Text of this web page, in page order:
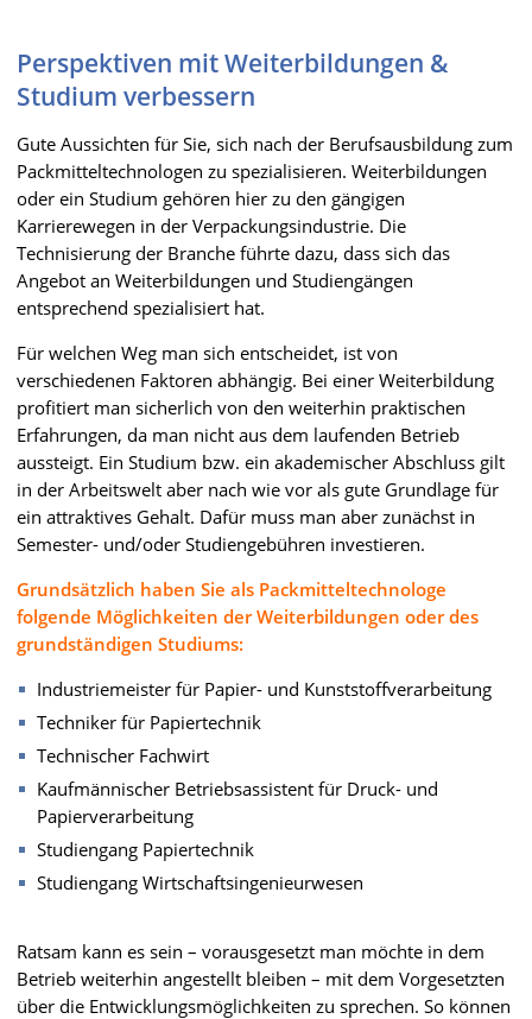
Perspektiven mit Weiterbildungen &
Studium verbessern
Gute Aussichten für Sie, sich nach der Berufsausbildung zum
Packmitteltechnologen zu spezialisieren. Weiterbildungen
oder ein Studium gehören hier zu den gängigen
Karrierewegen in der Verpackungsindustrie. Die
Technisierung der Branche führte dazu, dass sich das
Angebot an Weiterbildungen und Studiengängen
entsprechend spezialisiert hat.
Für welchen Weg man sich entscheidet, ist von
verschiedenen Faktoren abhängig. Bei einer Weiterbildung
profitiert man sicherlich von den weiterhin praktischen
Erfahrungen, da man nicht aus dem laufenden Betrieb
aussteigt. Ein Studium bzw. ein akademischer Abschluss gilt
in der Arbeitswelt aber nach wie vor als gute Grundlage für
ein attraktives Gehalt. Dafür muss man aber zunächst in
Semester- und/oder Studiengebühren investieren.
Grundsätzlich haben Sie als Packmitteltechnologe
folgende Möglichkeiten der Weiterbildungen oder des
grundständigen Studiums:
Industriemeister für Papier- und Kunststoffverarbeitung
Techniker für Papiertechnik
Technischer Fachwirt
Kaufmännischer Betriebsassistent für Druck- und
Papierverarbeitung
Studiengang Papiertechnik
Studiengang Wirtschaftsingenieurwesen
Ratsam kann es sein – vorausgesetzt man möchte in dem
Betrieb weiterhin angestellt bleiben – mit dem Vorgesetzten
über die Entwicklungsmöglichkeiten zu sprechen. So können